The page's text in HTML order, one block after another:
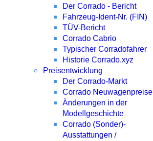
Der Corrado - Bericht
Fahrzeug-Ident-Nr. (FIN)
TÜV-Bericht
Corrado Cabrio
Typischer Corradofahrer
Historie Corrado.xyz
Preisentwicklung
Der Corrado-Markt
Corrado Neuwagenpreise
Änderungen in der
Modellgeschichte
Corrado (Sonder)-
Ausstattungen /